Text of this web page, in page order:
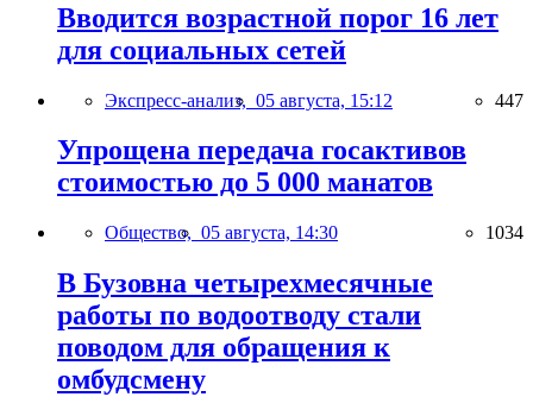
Вводится возрастной порог 16 лет
для социальных сетей
Экспресс-анализ, 05 августа, 15:12 447
Упрощена передача госактивов
стоимостью до 5 000 манатов
Общество, 05 августа, 14:30 1034
В Бузовна четырехмесячные
работы по водоотводу стали
поводом для обращения к
омбудсмену